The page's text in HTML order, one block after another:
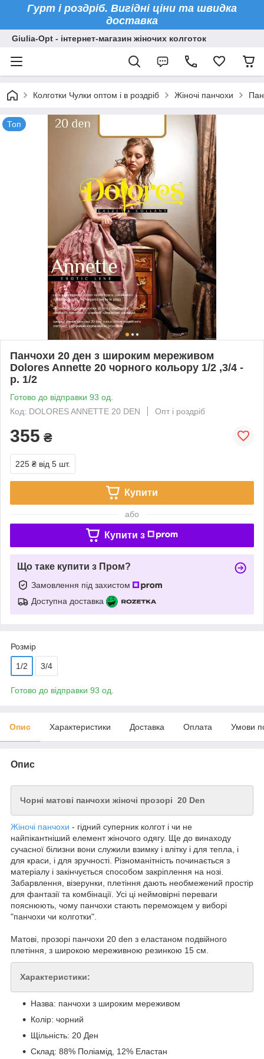
Гурт і роздріб. Вигідні ціни та швидка
доставка
Giulia-Opt - інтернет-магазин жіночих колготок
Колготки Чулки оптом і в роздріб Жіночі панчохи
Топ
Панчохи 20 ден з широким мереживом
Dolores Annette 20 чорного кольору 1/2 ,3/4 -
р. 1/2
Готово до відправки 93 од.
Код: DOLORES ANNETTE 20 DEN
Опт і роздріб
355 ₴
225 ₴ від 5 шт.
Купити
або
Купити з
Що таке купити з Пром?
Замовлення під захистом
Доступна доставка
Розмір
1/2 3/4
Готово до відправки 93 од.
Опис Характеристики Доставка Оплата Умови
Опис
Чорні матові панчохи жіночі прозорі 20 Den
Жіночі панчохи - гідний суперник колгот і чи не
найпікантніший елемент жіночого одягу. Ще до винаходу
сучасної білизни вони служили взимку і влітку і для тепла, і
для краси, і для зручності. Різноманітність починається з
матеріалу і закінчується способом закріплення на нозі.
Забарвлення, візерунки, плетіння дають необмежений простір
для фантазії та комбінації. Усі ці неймовірні переваги
пояснюють, чому панчохи стають переможцем у виборі
"панчохи чи колготки".
Матові, прозорі панчохи 20 den з еластаном подвійного
плетіння, з широкою мереживною резинкою 15 см.
Характеристики:
Назва: панчохи з широким мереживом
Колір: чорний
Щільність: 20 Ден
Склад: 88% Поліамід, 12% Еластан